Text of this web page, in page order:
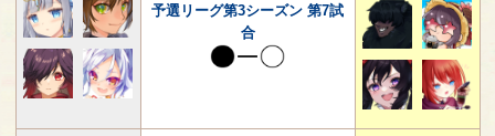
予選リーグ第3シーズン 第7試
合